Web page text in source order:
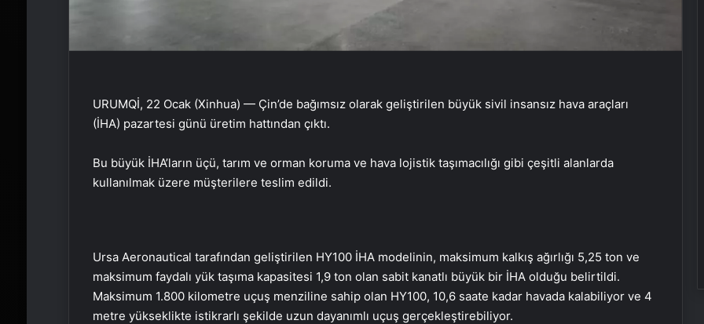
URUMQİ, 22 Ocak (Xinhua) — Çin’de bağımsız olarak geliştirilen büyük sivil insansız hava araçları
(İHA) pazartesi günü üretim hattından çıktı.
Bu büyük İHA’ların üçü, tarım ve orman koruma ve hava lojistik taşımacılığı gibi çeşitli alanlarda
kullanılmak üzere müşterilere teslim edildi.
Ursa Aeronautical tarafından geliştirilen HY100 İHA modelinin, maksimum kalkış ağırlığı 5,25 ton ve
maksimum faydalı yük taşıma kapasitesi 1,9 ton olan sabit kanatlı büyük bir İHA olduğu belirtildi.
Maksimum 1.800 kilometre uçuş menziline sahip olan HY100, 10,6 saate kadar havada kalabiliyor ve 4
metre yükseklikte istikrarlı şekilde uzun dayanımlı uçuş gerçekleştirebiliyor.